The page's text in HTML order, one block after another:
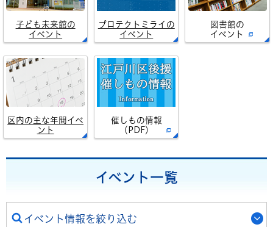
子ども未来館の
イベント
プロテクトミライの
イベント
図書館の
イベント
区内の主な年間イベ
ント
催しもの情報
（PDF）
イベント一覧
イベント情報を絞り込む